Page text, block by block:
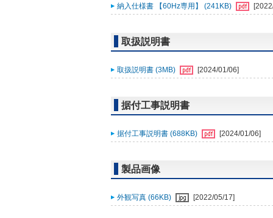
納入仕様書 【60Hz専用】 (241KB)
取扱説明書
取扱説明書 (3MB) [2024/01/06]
据付工事説明書
据付工事説明書 (688KB) [2024/01/06]
製品画像
外観写真 (66KB) [2022/05/17]